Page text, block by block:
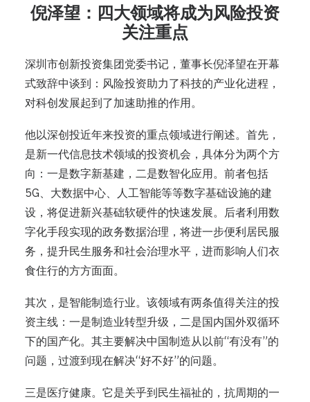
倪泽望：四大领域将成为风险投资
关注重点
深圳市创新投资集团党委书记，董事长倪泽望在开幕
式致辞中谈到：风险投资助力了科技的产业化进程，
对科创发展起到了加速助推的作用。
他以深创投近年来投资的重点领域进行阐述。首先，
是新一代信息技术领域的投资机会，具体分为两个方
向：一是数字新基建，二是数智化应用。前者包括
5G、大数据中心、人工智能等等数字基础设施的建
设，将促进新兴基础软硬件的快速发展。后者利用数
字化手段实现的政务数据治理，将进一步便利居民服
务，提升民生服务和社会治理水平，进而影响人们衣
食住行的方方面面。
其次，是智能制造行业。该领域有两条值得关注的投
资主线：一是制造业转型升级，二是国内国外双循环
下的国产化。其主要解决中国制造从以前“有没有”的
问题，过渡到现在解决“好不好”的问题。
三是医疗健康。它是关乎到民生福祉的，抗周期的一